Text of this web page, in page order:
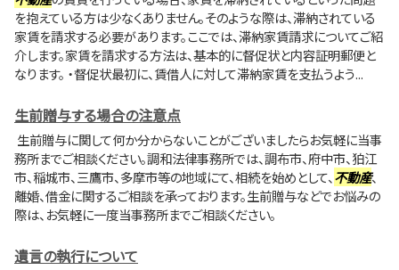
を抱えている方は少なくありません。そのような際は、滞納されている
家賃を請求する必要があります。ここでは、滞納家賃請求についてご紹
介します。家賃を請求する方法は、基本的に督促状と内容証明郵便と
なります。 ・督促状最初に、賃借人に対して滞納家賃を支払うよう...
生前贈与する場合の注意点
生前贈与に関して何か分からないことがございましたらお気軽に当事
務所までご相談ください。調和法律事務所では、調布市、府中市、狛江
市、稲城市、三鷹市、多摩市等の地域にて、相続を始めとして、不動産、
離婚、借金に関するご相談を承っております。生前贈与などでお悩みの
際は、お気軽に一度当事務所までご相談ください。
遺言の執行について